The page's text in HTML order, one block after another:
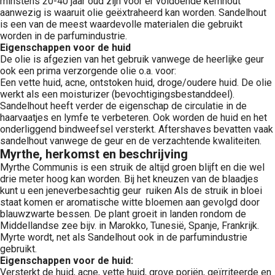
aanwezig is waaruit olie geëxtraheerd kan worden. Sandelhout
is een van de meest waardevolle materialen die gebruikt
worden in de parfumindustrie.
Eigenschappen voor de huid
De olie is afgezien van het gebruik vanwege de heerlijke geur
ook een prima verzorgende olie o.a. voor:
Een vette huid, acne, ontstoken huid, droge/oudere huid. De olie
werkt als een moisturizer (bevochtigingsbestanddeel).
Sandelhout heeft verder de eigenschap de circulatie in de
haarvaatjes en lymfe te verbeteren. Ook worden de huid en het
onderliggend bindweefsel versterkt. Aftershaves bevatten vaak
sandelhout vanwege de geur en de verzachtende kwaliteiten.
Myrthe, herkomst en beschrijving
Myrthe Communis is een struik de altijd groen blijft en die wel
drie meter hoog kan worden. Bij het kneuzen van de blaadjes
kunt u een jeneverbesachtig geur ruiken Als de struik in bloei
staat komen er aromatische witte bloemen aan gevolgd door
blauwzwarte bessen. De plant groeit in landen rondom de
Middellandse zee bijv. in Marokko, Tunesië, Spanje, Frankrijk.
Myrte wordt, net als Sandelhout ook in de parfumindustrie
gebruikt.
Eigenschappen voor de huid:
Versterkt de huid, acne, vette huid, grove poriën, geïrriteerde en